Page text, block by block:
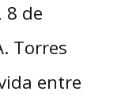
8 de
Torres
entre